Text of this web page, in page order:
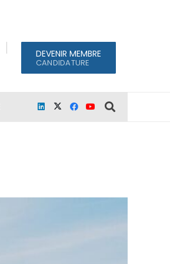
DEVENIR MEMBRE
CANDIDATURE